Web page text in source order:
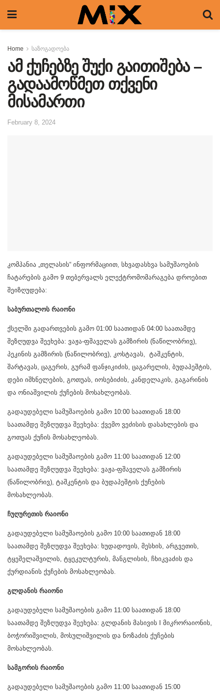
Home საზოგადოება
ამ ქუჩებზე შუქი გაითიშება –
გადაამოწმეთ თქვენი
მისამართი
February 8, 2024
კომპანია „თელასის“ ინფორმაციით, სხვადასხვა სამუშაოების
ჩატარების გამო 9 თებერვალს ელექტრომომარაგება დროებით
შეიზღუდება:
საბურთალოს რაიონი
ქსელში გადართვების გამო 01:00 საათიდან 04:00 საათამდე
შეზღუდვა შეეხება: ვაჟა-ფშაველას გამზირის (ნაწილობრივ),
პეკინის გამზირის (ნაწილობრივ), კოსტავას, ტაშკენტის,
შარტავას, ცაგერის, გურამ ფანჯიკიძის, ცაგარელის, ბუდაპეშტის,
დები იშხნელების, გოთუას, იოსებიძის, კანდელაკის, გაგარინის
და ონიაშვილის ქუჩების მოსახლეობას.
გადაუდებელი სამუშაოების გამო 10:00 საათიდან 18:00
საათამდე შეზღუდვა შეეხება: ქვემო ვეძისის დასახლების და
გოთუას ქუჩის მოსახლეობას.
გადაუდებელი სამუშაოების გამო 11:00 საათიდან 12:00
საათამდე შეზღუდვა შეეხება: ვაჟა-ფშაველას გამზირის
(ნაწილობრივ), ტაშკენტის და ბუდაპეშტის ქუჩების
მოსახლეობას.
ჩუღურეთის რაიონი
გადაუდებელი სამუშაოების გამო 10:00 საათიდან 18:00
საათამდე შეზღუდვა შეეხება: ხუდადოვის, მესხის, არგვეთის,
ტყეშელაშვილის, ტყეკულტურის, მანგლისის, ჩხიკვაძის და
ქურდიანის ქუჩების მოსახლეობას.
გლდანის რაიონი
გადაუდებელი სამუშაოების გამო 11:00 საათიდან 18:00
საათამდე შეზღუდვა შეეხება: გლდანის მასივის I მიკრორაიონის,
ბოჭორიშვილის, მოსულიშვილის და ნოზაძის ქუჩების
მოსახლეობას.
სამგორის რაიონი
გადაუდებელი სამუშაოების გამო 11:00 საათიდან 15:00